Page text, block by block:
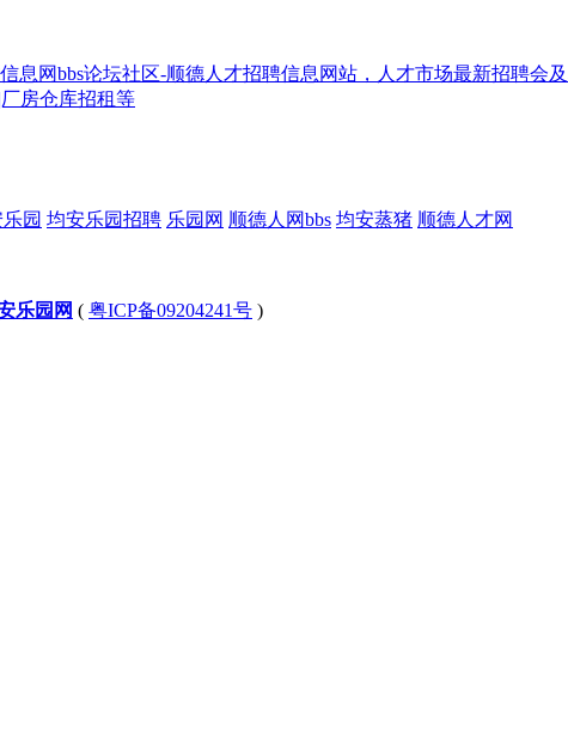
息网bbs论坛社区-顺德人才招聘信息网站，人才市场最新招聘会
房仓库招租等
园 均安乐园招聘 乐园网 顺德人网bbs 均安蒸猪 顺德人才网
乐园网 ( 粤ICP备09204241号 )